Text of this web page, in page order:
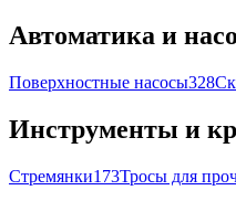
Автоматика и
Поверхностные насосы328
Инструменты и
Стремянки173Тросы для